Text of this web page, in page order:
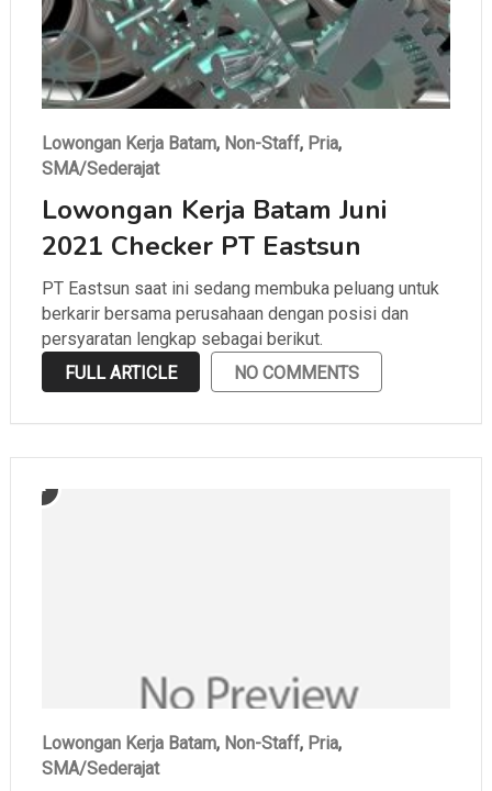
Lowongan Kerja Batam, Non-Staff, Pria,
SMA/Sederajat
Lowongan Kerja Batam Juni
2021 Checker PT Eastsun
PT Eastsun saat ini sedang membuka peluang untuk
berkarir bersama perusahaan dengan posisi dan
persyaratan lengkap sebagai berikut.
FULL ARTICLE
NO COMMENTS
Lowongan Kerja Batam, Non-Staff, Pria,
SMA/Sederajat